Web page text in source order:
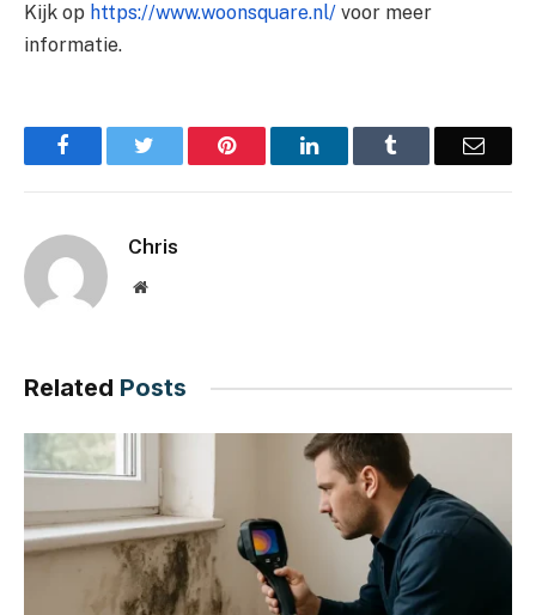
Kijk op https://www.woonsquare.nl/ voor meer
informatie.
Facebook Pinterest LinkedIn Email
Chris
Website
Related Posts